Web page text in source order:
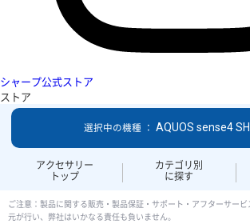
シャープ公式ストア
ストア
アクセサリー
トップ
カテゴリ別
に探す
選択中の機種 ： AQUOS sense4
ご注意：製品に関する販売・製品保証・サポート・アフターサー
元が行い、弊社はいかなる責任も負いません。